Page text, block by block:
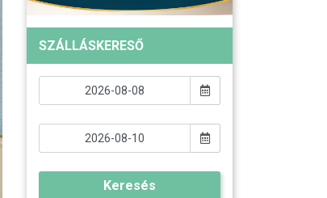
SZÁLLÁSKERESŐ
Keresés